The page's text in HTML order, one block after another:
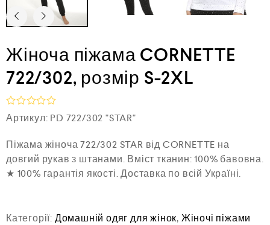
Жіноча піжама CORNETTE
722/302, розмір S-2XL
О
ц
н
н
о
5
Артикул: PD 722/302 "STAR"
Піжама жіноча 722/302 STAR від CORNETTE на
довгий рукав з штанами. Вміст тканин: 100% бавовна.
★ 100% гарантія якості. Доставка по всій Україні.
Категорії: Домашній одяг для жінок, Жіночі піжами